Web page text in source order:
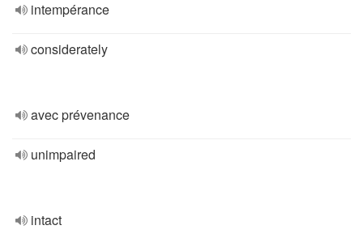
intempérance
considerately
avec prévenance
unimpaired
intact